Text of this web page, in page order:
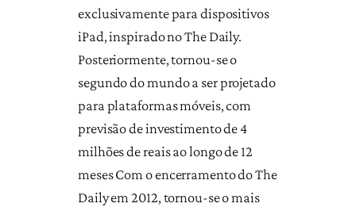
exclusivamente para dispositivos
iPad, inspirado no The Daily.
Posteriormente, tornou-se o
segundo do mundo a ser projetado
para plataformas móveis, com
previsão de investimento de 4
milhões de reais ao longo de 12
meses Com o encerramento do The
Daily em 2012, tornou-se o mais